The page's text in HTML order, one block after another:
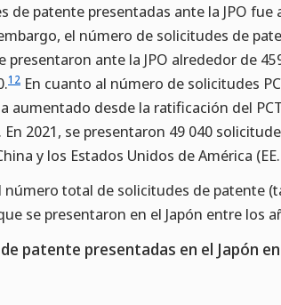
de patente presentadas ante la JPO
el número de solicitudes de
presentaron ante la JPO alrededor de
12 En cuanto al número de solicitudes
aumentado desde la ratificación del
En 2021, se presentaron 49 040
y los Estados Unidos de América (EE.
número total de solicitudes de patente
se presentaron en el Japón entre los
patente presentadas en el Japón